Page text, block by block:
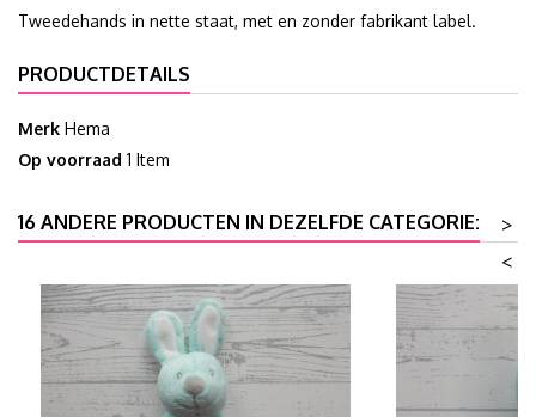
Tweedehands in nette staat, met en zonder fabrikant label.
PRODUCTDETAILS
Merk Hema
Op voorraad 1 Item
16 ANDERE PRODUCTEN IN DEZELFDE CATEGORIE:
>
<